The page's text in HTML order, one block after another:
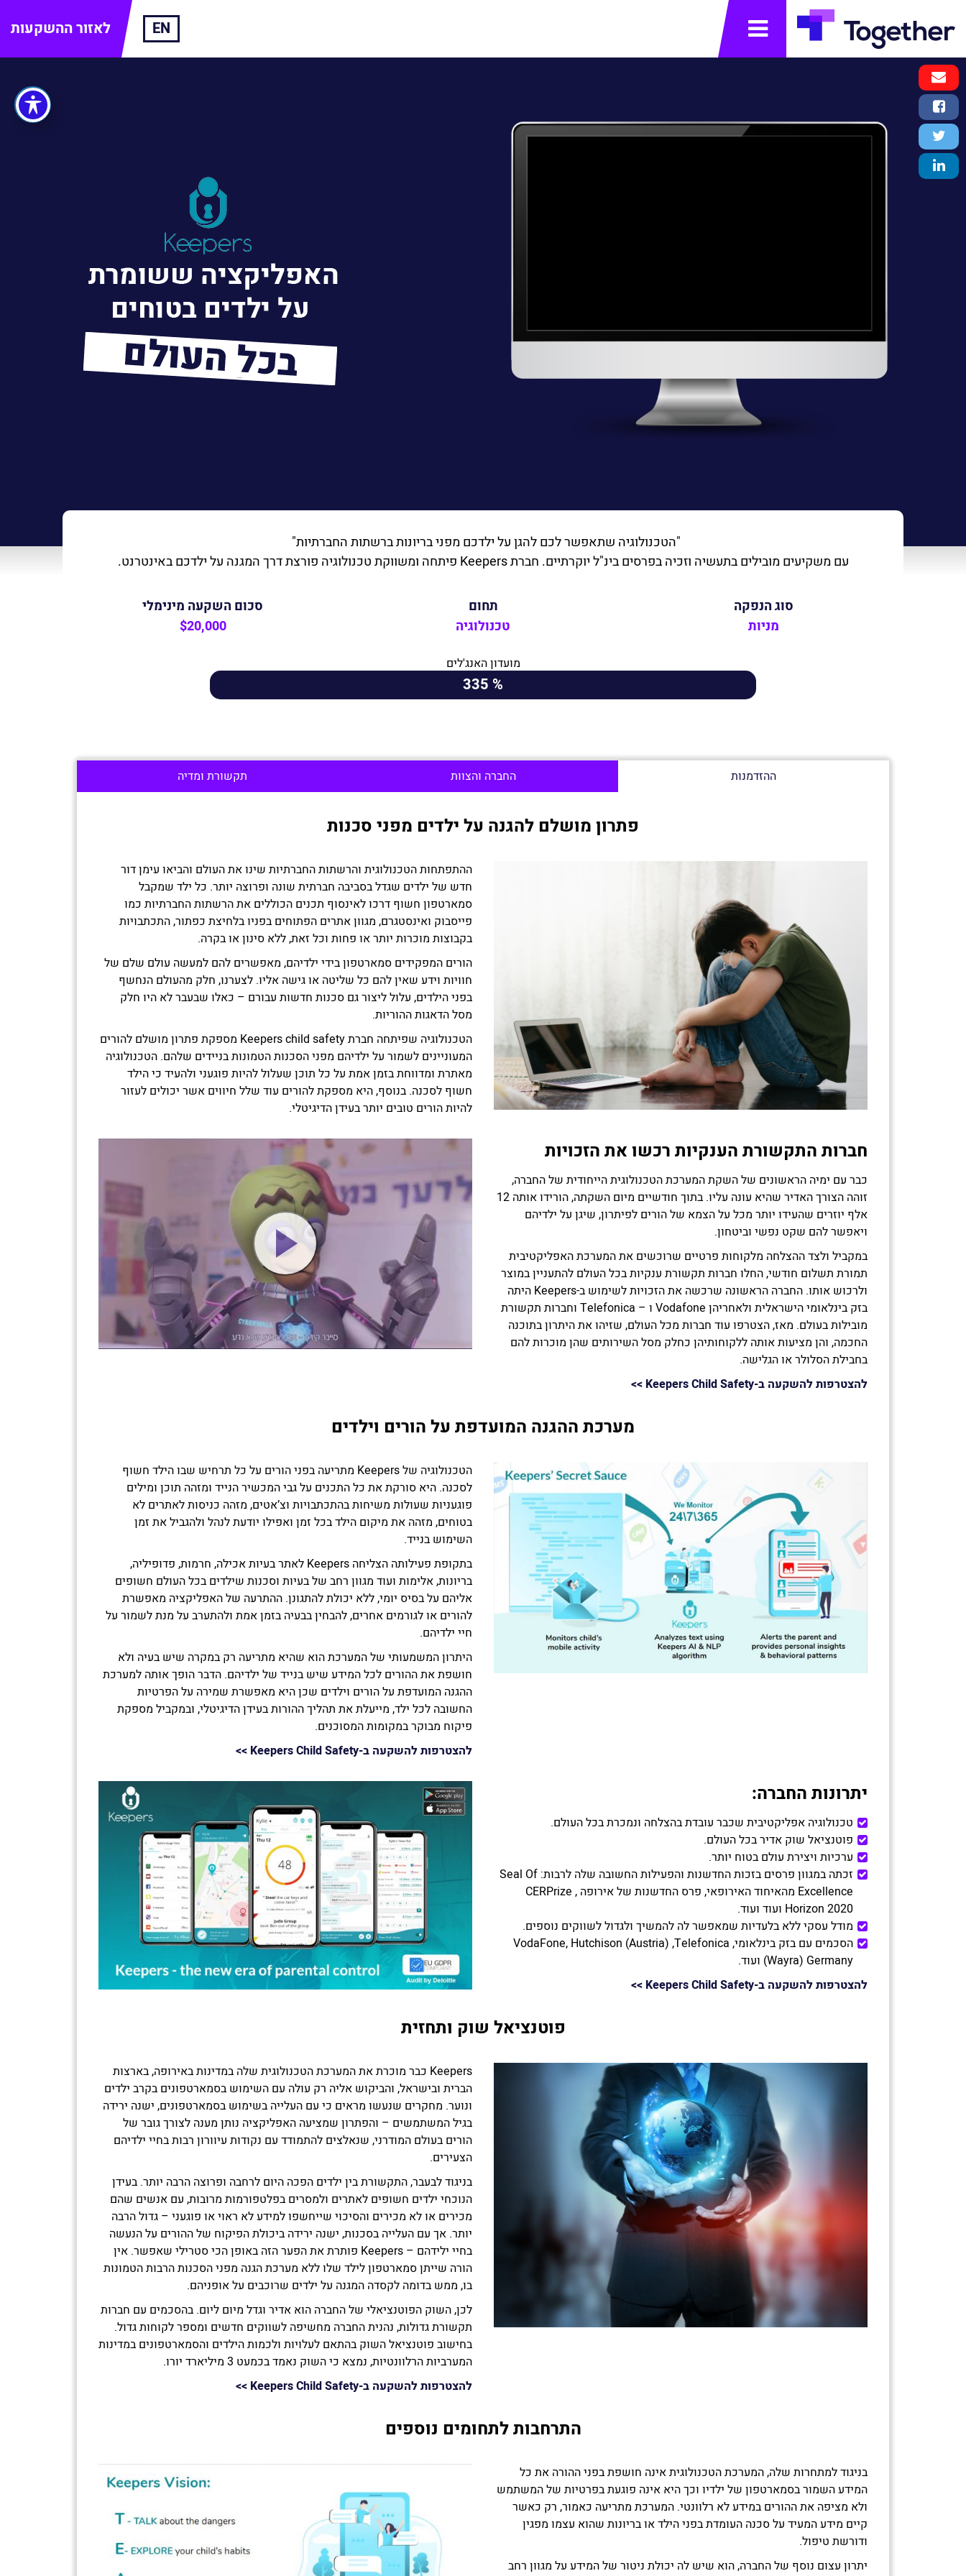
תפריט לאזור ההשקעות EN
"הטכנולוגיה שתאפשר לכם להגן על ילדכם מפני בריונות ברשתות החברתיות"
עם משקיעים מובילים בתעשיה וזכיה בפרסים בינ"ל יוקרתיים. חברת Keepers פיתחה ומשווקת טכנולוגיה פורצת דרך המגנה על ילדכם באינטרנט.
סוג הנפקה
מניות
תחום
טכנולוגיה
סכום השקעה מינימלי
$20,000
% 335
מועדון האנג'לים
ההזדמנות החברה והצוות תקשורת ומדיה
פתרון מושלם להגנה על ילדים מפני סכנות
ההתפתחות הטכנולוגית והרשתות החברתיות שינו את העולם והביאו עימן דור
חדש של ילדים שגדל בסביבה חברתית שונה ופרוצה יותר. כל ילד שמקבל
סמארטפון חשוף דרכו לאינסוף תכנים הכוללים את הרשתות החברתיות כמו
פייסבוק ואינסטגרם, מגוון אתרים הפתוחים בפניו בלחיצת כפתור, התכתבויות
בקבוצות מוכרות יותר או פחות וכל זאת, ללא סינון או בקרה.
הורים המפקידים סמארטפון בידי ילדיהם, מאפשרים להם למעשה עולם שלם של
חוויות וידע שאין להם כל שליטה או גישה אליו. לצערנו, חלק מהעולם הנחשף
בפני הילדים, עלול ליצור גם סכנות חדשות עבורם – כאלו שבעבר לא היו חלק
מסל הדאגות ההוריות.
הטכנולוגיה שפיתחה חברת Keepers child safety מספקת פתרון מושלם להורים
המעוניינים לשמור על ילדיהם מפני הסכנות הטמונות בניידים שלהם. הטכנולוגיה
מאתרת ומדווחת בזמן אמת על כל תוכן שעלול להיות פוגעני ולהעיד כי הילד
חשוף לסכנה. בנוסף, היא מספקת להורים עוד שלל חיווים אשר יכולים לעזור
להיות הורים טובים יותר בעידן הדיגיטלי.
חברות התקשורת הענקיות רכשו את הזכויות
כבר עם ימיה הראשונים של השקת המערכת הטכנולוגית הייחודית של החברה,
זוהה הצורך האדיר שהיא עונה עליו. בתוך חודשיים מיום השקתה, הורידו אותה 12
אלף יוזרים שהעידו יותר מכל על הצמא של הורים לפיתרון, שיגן על ילדיהם
ויאפשר להם שקט נפשי וביטחון.
במקביל ולצד ההצלחה מלקוחות פרטיים שרוכשים את המערכת האפליקטיבית
תמורת תשלום חודשי, החלו חברות תקשורת ענקיות בכל העולם להתעניין במוצר
ולרכוש אותו. החברה הראשונה שרכשה את הזכויות לשימוש ב-Keepers היתה
בזק בינלאומי הישראלית ולאחריהן Vodafone ו – Telefonica וחברות תקשורת
מובילות בעולם. מאז, הצטרפו עוד חברות מכל העולם, שזיהו את היתרון בתוכנה
החכמה, והן מציעות אותה ללקוחותיהן כחלק מסל השירותים שהן מוכרות להם
בחבילת הסלולר או הגלישה.
להצטרפות להשקעה ב-Keepers Child Safety
>>
מערכת ההגנה המועדפת על הורים וילדים
הטכנולוגיה של Keepers מתריעה בפני הורים על כל תרחיש שבו הילד חשוף
לסכנה. היא סורקת את כל התכנים על גבי המכשיר הנייד ומזהה תוכן ומילים
פוגעניות שעולות משיחות בהתכתבויות וצ’אטים, מזהה כניסות לאתרים לא
בטוחים, מזהה את מיקום הילד בכל זמן ואפילו יודעת לנהל ולהגביל את זמן
השימוש בנייד.
בתקופת פעילותה הצליחה Keepers לאתר בעיות אכילה, חרמות, פדופיליה,
בריונות, אלימות ועוד מגוון רחב של בעיות וסכנות שילדים בכל העולם חשופים
אליהם על בסיס יומי, ללא יכולת להתגונן. ההתרעה של האפליקציה מאפשרת
להורים או לגורמים אחרים, להבחין בבעיה בזמן אמת ולהתערב על מנת לשמור על
חיי ילדיהם.
היתרון המשמעותי של המערכת הוא שהיא מתריעה רק במקרה שיש בעיה ולא
חושפת את ההורים לכל המידע שיש בנייד של ילדיהם. הדבר הופך אותה למערכת
ההגנה המועדפת על הורים וילדים שכן היא מאפשרת שמירה על הפרטיות
החשובה לכל ילד, מייעלת את תהליך ההורות בעידן הדיגיטלי, ובמקביל מספקת
פיקוח מבוקר במקומות המסוכנים.
להצטרפות להשקעה ב-Keepers Child Safety >>
יתרונות החברה:
טכנולוגיה אפליקטיבית שכבר עובדת בהצלחה ונמכרת בכל העולם.
פוטנציאל שוק אדיר בכל העולם.
ערכיות ויצירת עולם בטוח יותר.
זכתה במגוון פרסים בזכות החדשנות והפעילות החשובה שלה לרבות: Seal Of
Excellence מהאיחוד האירופאי, פרס החדשנות של אירופה CERPrize ,
Horizon 2020 ועוד ועוד.
מודל עסקי ללא בלעדיות שמאפשר לה להמשיך ולגדול לשווקים נוספים.
הסכמים עם בזק בינלאומי, VodaFone, Hutchison (Austria) ,Telefonica
(Wayra) Germany ועוד.
להצטרפות להשקעה ב-Keepers Child Safety
>>
פוטנציאל שוק ותחזית
Keepers כבר מוכרת את המערכת הטכנולוגית שלה במדינות באירופה, בארצות
הברית ובישראל, והביקוש אליה רק עולה עם השימוש בסמארטפונים בקרב ילדים
ונוער. מחקרים שנעשו מראים כי עם העלייה בשימוש בסמארטפונים, ישנה ירידה
בגיל המשתמשים – והפתרון שמציעה האפליקציה נותן מענה לצורך גובר של
הורים בעולם המודרני, שנאלצים להתמודד עם נקודות עיוורון רבות בחיי ילדיהם
הצעירים.
בניגוד לבעבר, התקשורת בין ילדים הפכה היום לרחבה ופרוצה הרבה יותר. בעידן
הנוכחי ילדים חשופים לאתרים ולמסרים בפלטפורמות מרובות, עם אנשים שהם
מכירים או לא מכירים והסיכוי שייחשפו למידע לא ראוי או פוגעני – גדול הרבה
יותר. אך עם העלייה בסכנות, ישנה ירידה ביכולת הפיקוח של ההורים על הנעשה
בחיי ילידהם – Keepers פותרת את הפער הזה באופן הכי סטרילי שאפשר. אין
הורה שייתן סמארטפון לילד שלו ללא מערכת הגנה מפני הסכנות הרבות הטמונות
בו, ממש בדומה לקסדה המגנה על ילדים שרוכבים על אופניהם.
לכן, השוק הפוטנציאלי של החברה הוא אדיר וגדל מיום ליום. בהסכמים עם חברות
תקשורת גדולות, נהנית החברה מחשיפה לשווקים חדשים ומספר לקוחות גדול.
בחישוב פוטנציאל השוק בהתאם לעלויות ולכמות הילדים והסמארטפונים במדינות
המערביות הרלוונטיות, נמצא כי השוק נאמד בכמעט 3 מיליארד יורו.
להצטרפות להשקעה ב-Keepers Child Safety
>>
התרחבות לתחומים נוספים
בניגוד למתחרות שלה, המערכת הטכנולוגית אינה חושפת בפני ההורה את כל
המידע השמור בסמארטפון של ילדיו וכך היא אינה פוגעת בפרטיות של המשתמש
ולא מציפה את ההורים במידע לא רלוונטי. המערכת מתריעה כאמור, רק כאשר
קיים מידע המעיד על סכנה העומדת בפני הילד או בריונות שהוא עצמו מפגין
ודורשת טיפול.
יתרון עצום נוסף של החברה, הוא שיש לה יכולת ניטור של המידע על מגוון רחב
Email
Message
Facebook
Share
Tweet
LinkedIn
Share